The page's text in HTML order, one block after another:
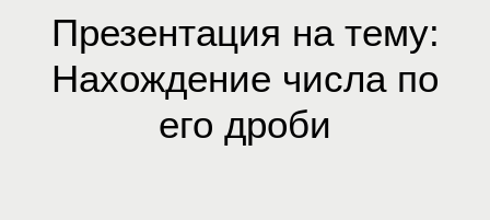
Презентация на тему:
Нахождение числа по
его дроби